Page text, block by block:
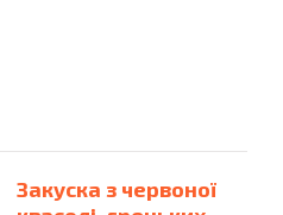
Закуска з червоної